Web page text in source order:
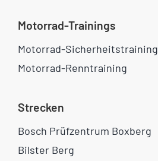
Motorrad-Trainings
Motorrad-Sicherheitstraining
Motorrad-Renntraining
Strecken
Bosch Prüfzentrum Boxberg
Bilster Berg